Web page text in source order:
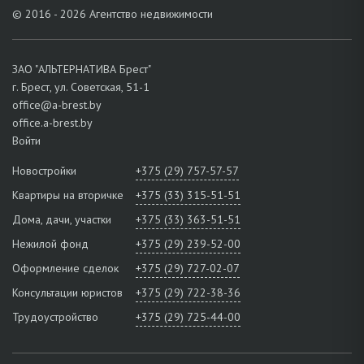
© 2016 - 2026 Агентство недвижимости
ЗАО "АЛЬТЕРНАТИВА Брест"
г. Брест, ул. Советская, 51-1
office@a-brest.by
office.a-brest.by
Войти
Новостройки
+375 (29) 757-57-57
Квартиры на вторичке
+375 (33) 315-51-51
Дома, дачи, участки
+375 (33) 363-51-51
Нежилой фонд
+375 (29) 239-52-00
Оформление сделок
+375 (29) 727-02-07
Консультации юристов
+375 (29) 722-38-36
Трудоустройство
+375 (29) 725-44-00